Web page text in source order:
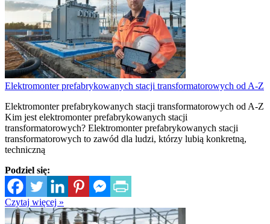
Elektromonter prefabrykowanych stacji transformatorowych od A-Z
Elektromonter prefabrykowanych stacji transformatorowych od A-Z
Kim jest elektromonter prefabrykowanych stacji
transformatorowych? Elektromonter prefabrykowanych stacji
transformatorowych to zawód dla ludzi, którzy lubią konkretną,
techniczną
Podziel się:
Czytaj więcej »